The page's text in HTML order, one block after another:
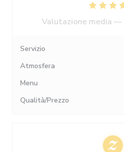
Valutazione media —
Servizio
Atmosfera
Menu
Qualità/Prezzo